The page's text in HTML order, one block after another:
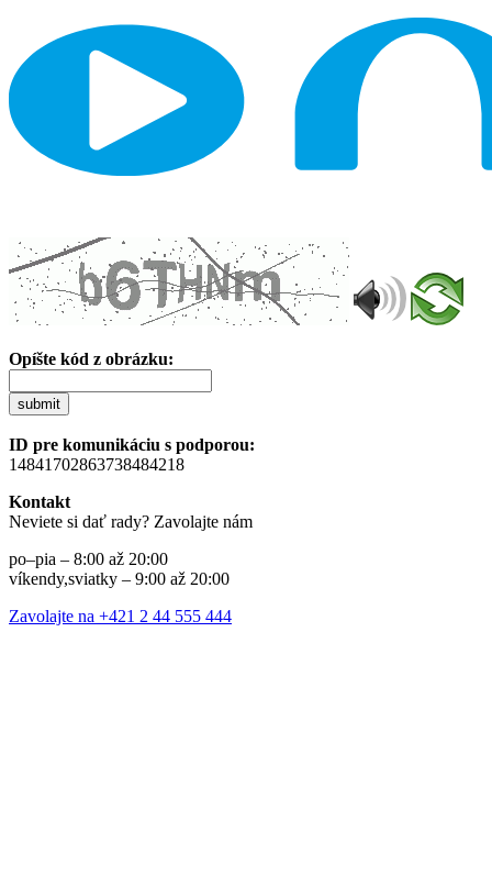
Opíšte kód z obrázku:
submit
ID pre komunikáciu s podporou:
14841702863738484218
Kontakt
Neviete si dať rady? Zavolajte nám
po–pia – 8:00 až 20:00
víkendy,sviatky – 9:00 až 20:00
Zavolajte na +421 2 44 555 444